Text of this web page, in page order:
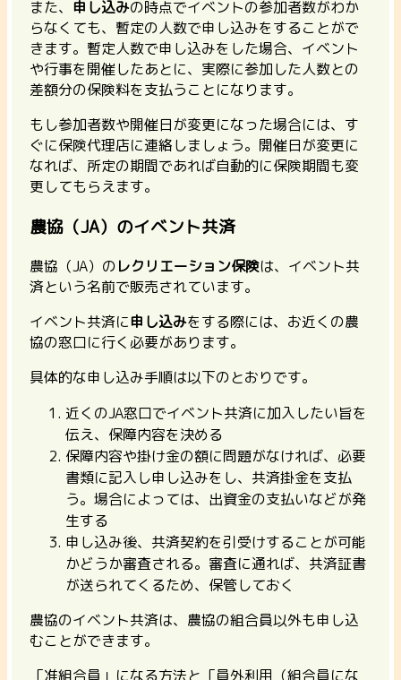
また、 申し込みの時点でイベントの参加者数がわか
らなくても、暫定の人数で申し込みをすることがで
きます。暫定人数で申し込みをした場合、イベント
や行事を開催したあとに、実際に参加した人数との
差額分の保険料を支払うことになります。
もし参加者数や開催日が変更になった場合には、す
ぐに保険代理店に連絡しましょう。開催日が変更に
なれば、所定の期間であれば自動的に保険期間も変
更してもらえます。
農協（JA）のイベント共済
農協（JA）のレクリエーション保険は、イベント共
済という名前で販売されています。
イベント共済に申し込みをする際には、お近くの農
協の窓口に行く必要があります。
具体的な申し込み手順は以下のとおりです。
近くのJA窓口でイベント共済に加入したい旨を
伝え、保障内容を決める
保障内容や掛け金の額に問題がなければ、必要
書類に記入し申し込みをし、共済掛金を支払
う。場合によっては、出資金の支払いなどが発
生する
申し込み後、共済契約を引受けすることが可能
かどうか審査される。審査に通れば、共済証書
が送られてくるため、保管しておく
農協のイベント共済は、農協の組合員以外も申し込
むことができます。
「准組合員」になる方法と「員外利用（組合員にな